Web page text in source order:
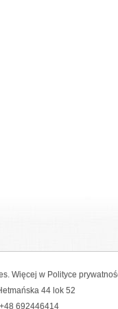
Więcej w Polityce
44 lok 52
+48 692446414